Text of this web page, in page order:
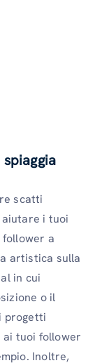
scatti
i tuoi
a
artistica sulla
in cui
o il
progetti
ai tuoi follower
Inoltre,